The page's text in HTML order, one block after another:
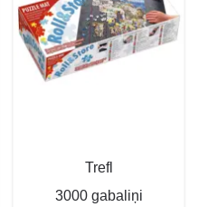
Trefl
3000 gabaliņi